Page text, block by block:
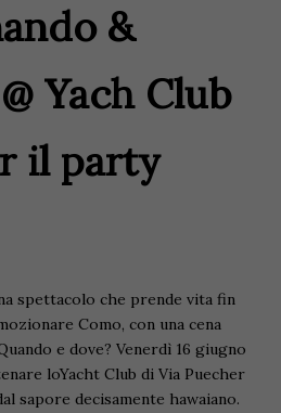
&
Yach Club
il party
spettacolo che prende vita fin
Como, con una cena
e dove? Venerdì 16 giugno
loYacht Club di Via Puecher
sapore decisamente hawaiano.